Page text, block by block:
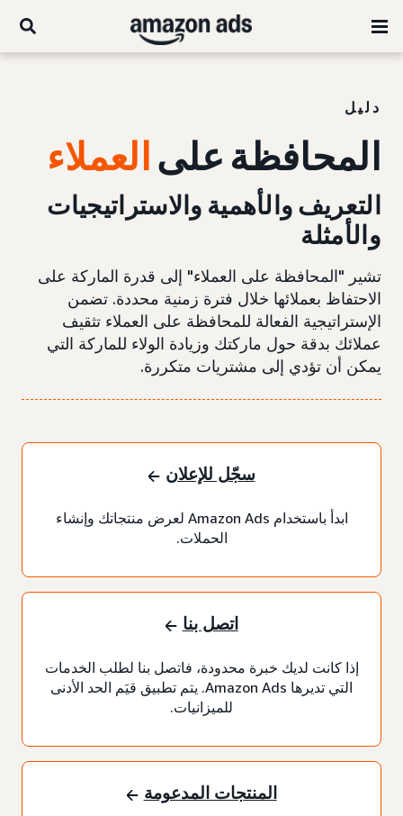
دليل
المحافظة على العملاء
التعريف والأهمية والاستراتيجيات
والأمثلة
تشير "المحافظة على العملاء" إلى قدرة الماركة على
الاحتفاظ بعملائها خلال فترة زمنية محددة. تضمن
الإستراتيجية الفعالة للمحافظة على العملاء تثقيف
عملائك بدقة حول ماركتك وزيادة الولاء للماركة التي
يمكن أن تؤدي إلى مشتريات متكررة.
سجّل للإعلان
ابدأ باستخدام Amazon Ads لعرض منتجاتك وإنشاء
الحملات.
اتصل بنا
إذا كانت لديك خبرة محدودة، فاتصل بنا لطلب الخدمات
التي تديرها Amazon Ads. يتم تطبيق قيَم الحد الأدنى
للميزانيات.
المنتجات المدعومة